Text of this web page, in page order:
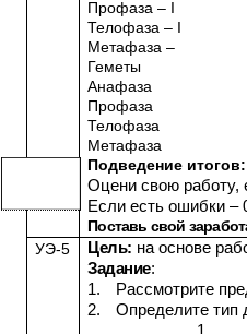
Профаза –
Нет
Телофаза –
Метафаза –
Геметы
Анафаза
Профаза
Телофаза
Метафаза
Подведение итогов:
Оцени свою работу,
Если есть ошибки –
Поставь свой
УЭ-5
Цель: на основе
Задание:
1.
Рассмотрите
2.
Определите тип